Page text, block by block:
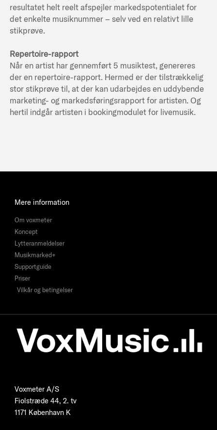
resultatet helt reelt afspejler markedspotentialet for
det enkelte musiknummer – selv ved en relativt lille
stikprøve.
Repertoire-rapport
Når en artist har gennemført 5 musiktest, genereres
der en repertoire-rapport. Hermed er der tilstrækkelig
stor stikprøve til, at der kan udarbejdes en uddybende
marketing- og markedsføringsrapport for artisten. Og
hertil indgår artisten i bookingmodulet for livemusik.
Mere information
Om voxmeter
Koncept
Lytteranmeldelser
Musikmarked+
Supportguide
Priser
Vilkår og betingelser
Voxmeter A/S
Fiolstræde 44, 2. tv
1171 København K